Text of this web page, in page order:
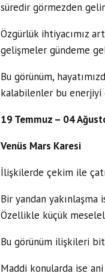
süredir görmezden
Özgürlük ihtiyacımız
gelişmeler gündeme
Bu görünüm,
kalabilenler bu enerjiyi
19 Temmuz – 04
Venüs Mars Karesi
İlişkilerde çekim ile
Bir yandan
Özellikle küçük
Bu görünüm ilişkileri
Maddi konularda ise